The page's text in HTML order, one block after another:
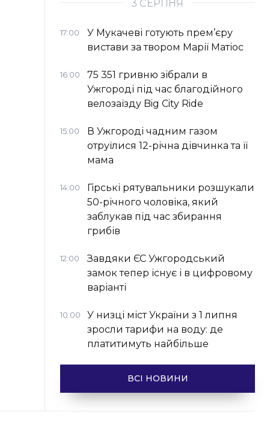
3 СЕРПНЯ
17:00
У Мукачеві готують прем’єру
вистави за твором Марії Матіос
16:00
75 351 гривню зібрали в
Ужгороді під час благодійного
велозаїзду Big Сity Ride
15:00
В Ужгороді чадним газом
отруїлися 12-річна дівчинка та її
мама
14:00
Гірські рятувальники розшукали
50-річного чоловіка, який
заблукав під час збирання
грибів
12:00
Завдяки ЄС Ужгородський
замок тепер існує і в цифровому
варіанті
10:00
У низці міст України з 1 липня
зросли тарифи на воду: де
платитимуть найбільше
ВСІ НОВИНИ